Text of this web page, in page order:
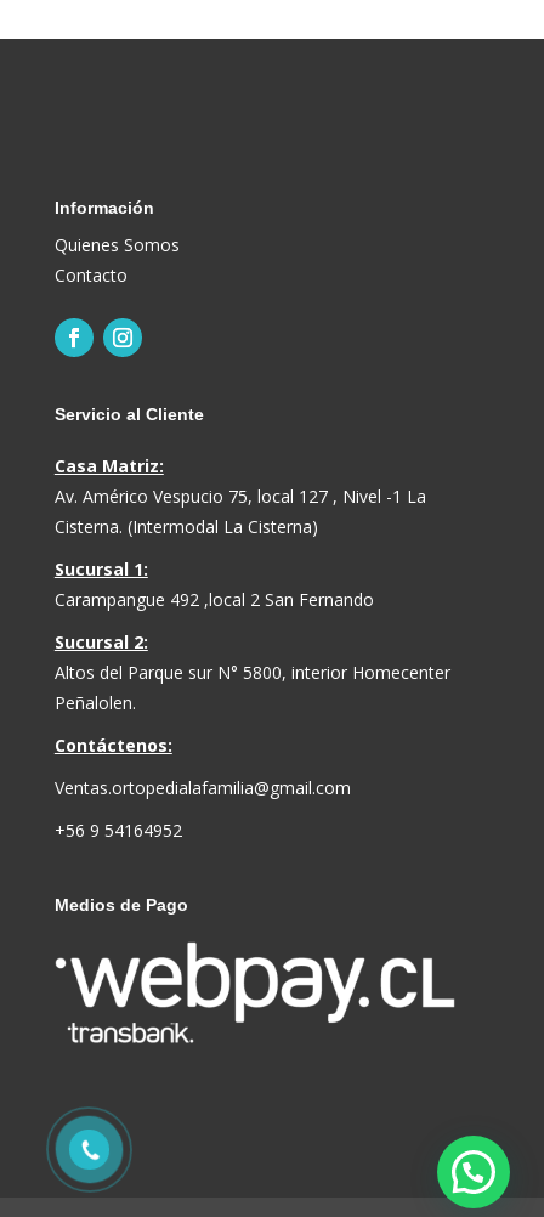
Información
Quienes Somos
Contacto
Servicio al Cliente
Casa Matriz:
Av. Américo Vespucio 75, local 127 , Nivel -1 La
Cisterna. (Intermodal La Cisterna)
Sucursal 1:
Carampangue 492 ,local 2 San Fernando
Sucursal 2:
Altos del Parque sur N° 5800, interior Homecenter
Peñalolen.
Contáctenos:
Ventas.ortopedialafamilia@gmail.com
+56 9 54164952
Medios de Pago